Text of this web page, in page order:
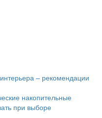
– рекомендации
накопительные
при выборе